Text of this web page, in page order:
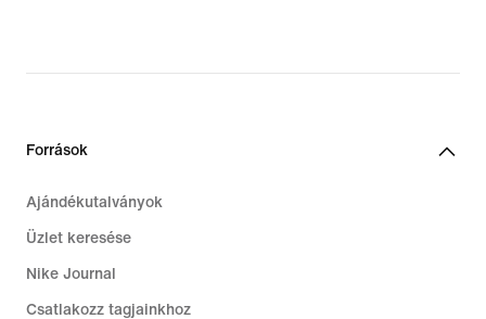
Források
Ajándékutalványok
Üzlet keresése
Nike Journal
Csatlakozz tagjainkhoz